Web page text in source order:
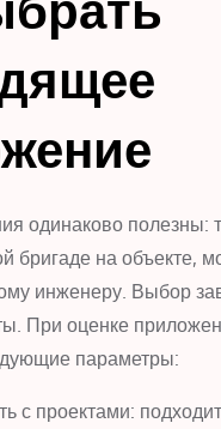
одинаково полезны:
бригаде на объекте,
инженеру. Выбор
При оценке
параметры:
с проектами: